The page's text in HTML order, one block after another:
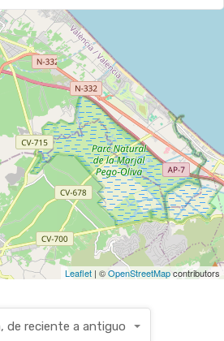
Leaflet | ©OpenStreetMapcontributors
de reciente a antiguo